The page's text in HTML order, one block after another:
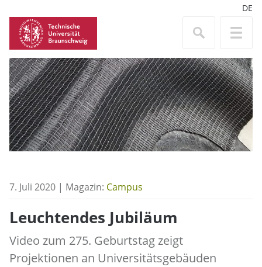
DE
7. Juli 2020 | Magazin: Campus
Leuchtendes Jubiläum
Video zum 275. Geburtstag zeigt
Projektionen an Universitätsgebäuden